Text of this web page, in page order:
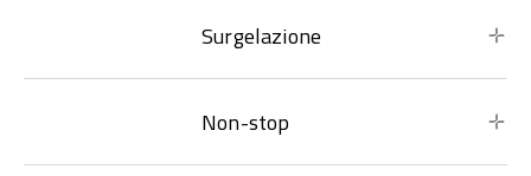
Surgelazione
Non-stop